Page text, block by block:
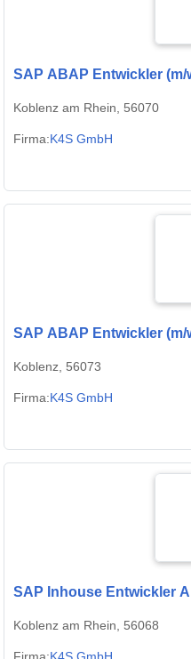
SAP ABAP Entwickler (m/
Koblenz am Rhein, 56070
Firma:K4S GmbH
SAP ABAP Entwickler (m/
Koblenz, 56073
Firma:K4S GmbH
SAP Inhouse Entwickler
Koblenz am Rhein, 56068